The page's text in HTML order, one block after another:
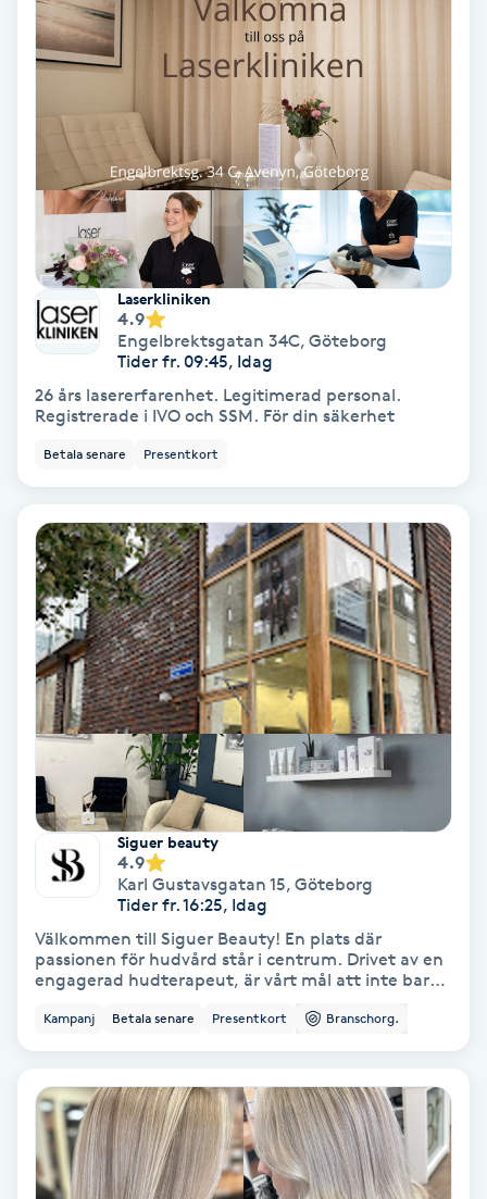
Fet hårbotten
Fettreducering
Fibromassage
Fillers
Fotmassage
Fotsvamp
Fransfärgning
Fransförlängning
Fransförlängning Megavolym
Fransförlängning Volym
Fransk manikyr
Fransrengöring
Friskvård
Friskvårdsmassage
Frisör
Funktionsanalys
Laserkliniken
4.9
Engelbrektsgatan 34C, Göteborg
Tider fr. 09:45, Idag
26 års lasererfarenhet. Legitimerad personal.
Registrerade i IVO och SSM. För din säkerhet
Betala senare Presentkort
Siguer beauty
4.9
Karl Gustavsgatan 15, Göteborg
Tider fr. 16:25, Idag
Välkommen till Siguer Beauty! En plats där
passionen för hudvård står i centrum. Drivet av en
engagerad hudterapeut, är vårt mål att inte bara
kunskap och kärlek som finns för yrket. Med varje
självförtroende. Här möts du av expertis, omtanke
och en genuin passion för att skapa långvariga
resultat och en hud som mår bra inifrån och ut. Låt
oss ta hand om dig, för din hud förtjänar det
bästa!
Kampanj Betala senare Presentkort Branschorg.